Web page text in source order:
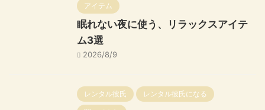
アイテム
眠れない夜に使う、リラックスアイテ
ム3選
2026/8/9
レンタル彼氏 レンタル彼氏になる